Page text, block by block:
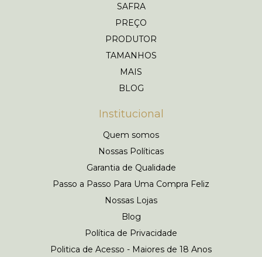
SAFRA
PREÇO
PRODUTOR
TAMANHOS
MAIS
BLOG
Institucional
Quem somos
Nossas Políticas
Garantia de Qualidade
Passo a Passo Para Uma Compra Feliz
Nossas Lojas
Blog
Política de Privacidade
Politica de Acesso - Maiores de 18 Anos